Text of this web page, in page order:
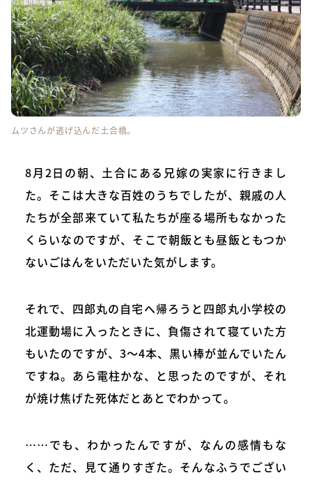
ムツさんが逃げ込んだ土合橋。
8月2日の朝、土合にある兄嫁の実家に行きまし
た。そこは大きな百姓のうちでしたが、親戚の人
たちが全部来ていて私たちが座る場所もなかった
くらいなのですが、そこで朝飯とも昼飯ともつか
ないごはんをいただいた気がします。
それで、四郎丸の自宅へ帰ろうと四郎丸小学校の
北運動場に入ったときに、負傷されて寝ていた方
もいたのですが、3〜4本、黒い棒が並んでいたん
ですね。あら電柱かな、と思ったのですが、それ
が焼け焦げた死体だとあとでわかって。
……でも、わかったんですが、なんの感情もな
く、ただ、見て通りすぎた。そんなふうでござい